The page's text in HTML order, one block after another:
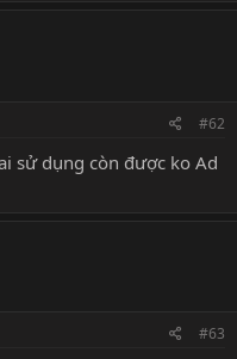
#62
sử dụng còn được ko Ad
#63